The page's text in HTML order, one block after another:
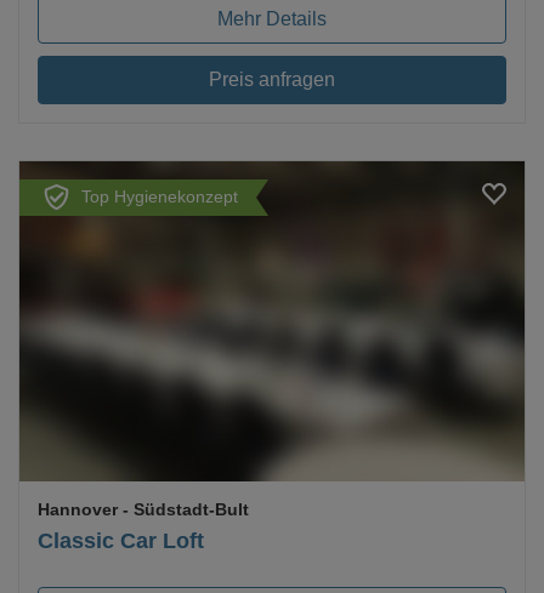
Mehr Details
Preis anfragen
Top Hygienekonzept
Classic Car Loft
Hannover - Südstadt-Bult